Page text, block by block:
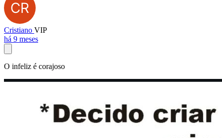
Cristiano VIP
há 9 meses
O infeliz é corajoso